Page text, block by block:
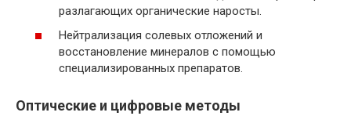
разлагающих органические наросты.
Нейтрализация солевых отложений и
восстановление минералов с помощью
специализированных препаратов.
Оптические и цифровые методы